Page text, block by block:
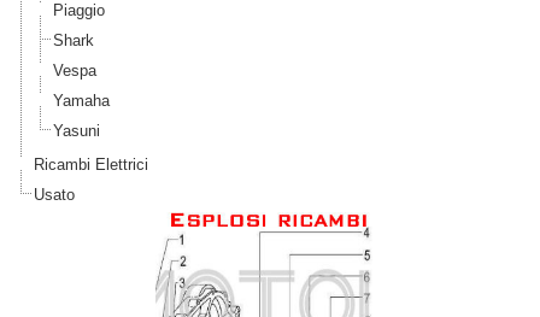
Piaggio
Shark
Vespa
Yamaha
Yasuni
Ricambi Elettrici
Usato